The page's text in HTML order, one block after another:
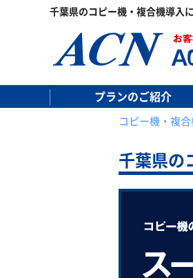
千葉県のコピー機・複合機導入
プランのご紹介
コピー機・複
千葉県の